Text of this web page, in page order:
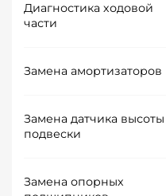
Диагностика ходовой
части
Замена амортизаторов
Замена датчика высоты
подвески
Замена опорных